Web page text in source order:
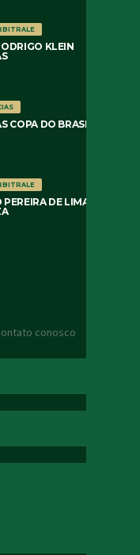
KLEIN
COPA DO BRASIL 2026
DE LIMA
conosco